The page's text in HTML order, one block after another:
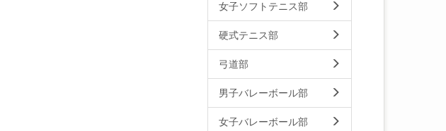
女子ソフトテニス部
硬式テニス部
弓道部
男子バレーボール部
女子バレーボール部